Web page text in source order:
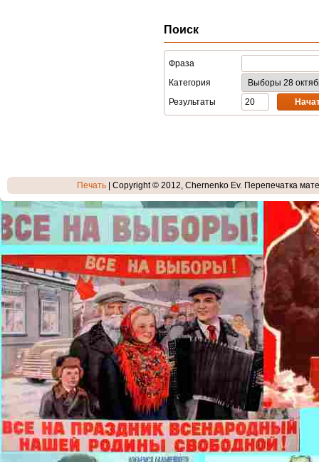
Поиск
Фраза
Категория
Результаты
Печать | Copyright © 2012, Chernenko Ev. Перепечатка